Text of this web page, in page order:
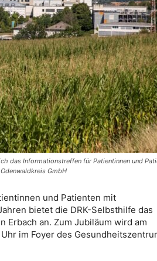
das Informationstreffen für Patientinnen und
GmbH
und Patienten mit
bietet die DRK-Selbsthilfe das
Erbach an. Zum Jubiläum wird am
im Foyer des